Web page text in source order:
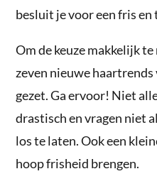
besluit je voor een fris
Om de keuze makkelijk
zeven nieuwe
gezet. Ga ervoor! Niet
drastisch en vragen niet
los te laten. Ook een
hoop frisheid brengen.